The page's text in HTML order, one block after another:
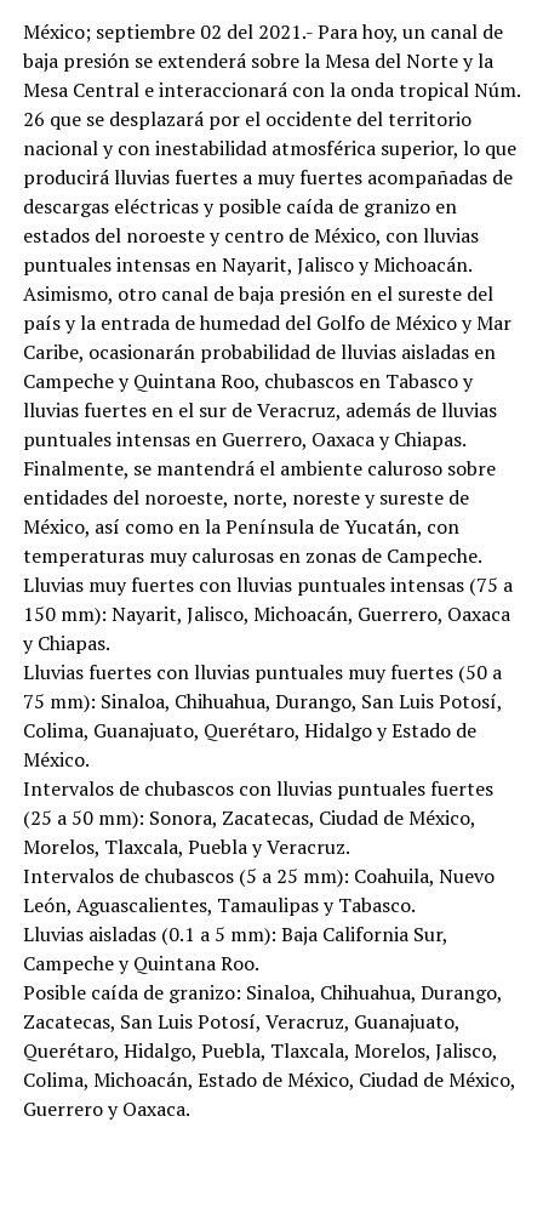
México; septiembre 02 del 2021.- Para hoy, un canal de
baja presión se extenderá sobre la Mesa del Norte y la
Mesa Central e interaccionará con la onda tropical Núm.
26 que se desplazará por el occidente del territorio
nacional y con inestabilidad atmosférica superior, lo que
producirá lluvias fuertes a muy fuertes acompañadas de
descargas eléctricas y posible caída de granizo en
estados del noroeste y centro de México, con lluvias
puntuales intensas en Nayarit, Jalisco y Michoacán.
Asimismo, otro canal de baja presión en el sureste del
país y la entrada de humedad del Golfo de México y Mar
Caribe, ocasionarán probabilidad de lluvias aisladas en
Campeche y Quintana Roo, chubascos en Tabasco y
lluvias fuertes en el sur de Veracruz, además de lluvias
puntuales intensas en Guerrero, Oaxaca y Chiapas.
Finalmente, se mantendrá el ambiente caluroso sobre
entidades del noroeste, norte, noreste y sureste de
México, así como en la Península de Yucatán, con
temperaturas muy calurosas en zonas de Campeche.
Lluvias muy fuertes con lluvias puntuales intensas (75 a
150 mm): Nayarit, Jalisco, Michoacán, Guerrero, Oaxaca
y Chiapas.
Lluvias fuertes con lluvias puntuales muy fuertes (50 a
75 mm): Sinaloa, Chihuahua, Durango, San Luis Potosí,
Colima, Guanajuato, Querétaro, Hidalgo y Estado de
México.
Intervalos de chubascos con lluvias puntuales fuertes
(25 a 50 mm): Sonora, Zacatecas, Ciudad de México,
Morelos, Tlaxcala, Puebla y Veracruz.
Intervalos de chubascos (5 a 25 mm): Coahuila, Nuevo
León, Aguascalientes, Tamaulipas y Tabasco.
Lluvias aisladas (0.1 a 5 mm): Baja California Sur,
Campeche y Quintana Roo.
Posible caída de granizo: Sinaloa, Chihuahua, Durango,
Zacatecas, San Luis Potosí, Veracruz, Guanajuato,
Querétaro, Hidalgo, Puebla, Tlaxcala, Morelos, Jalisco,
Colima, Michoacán, Estado de México, Ciudad de México,
Guerrero y Oaxaca.